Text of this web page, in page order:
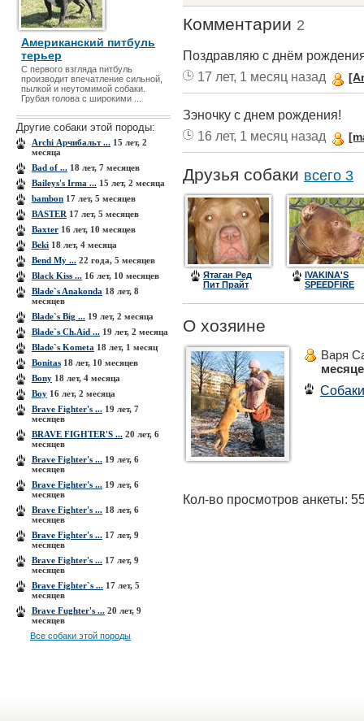
Американский питбуль
терьер
С первого взгляда питбуль
производит впечатление сильной,
пылкой и неутомимой собаки.
Грубая голова с широкими ...
Другие собаки этой породы:
Archi Арчибальт ... 15 лет, 2
месяца
Bad of ... 18 лет, 7 месяцев
Baileys's Irma ... 15 лет, 2 месяца
bambon 17 лет, 5 месяцев
BASTER 17 лет, 5 месяцев
Baxter 16 лет, 10 месяцев
Beki 18 лет, 4 месяца
Bend My ... 22 года, 5 месяцев
Black Kiss ... 16 лет, 10 месяцев
Blade`s Anakonda 18 лет, 8
месяцев
Blade`s Big ... 19 лет, 2 месяца
Blade`s Ch.Aid ... 19 лет, 2 месяца
Blade`s Kometa 18 лет, 1 месяц
Bonitas 18 лет, 10 месяцев
Bony 18 лет, 4 месяца
Boy 16 лет, 2 месяца
Brave Fighter's ... 19 лет, 7
месяцев
BRAVE FIGHTER'S ... 20 лет, 6
месяцев
Brave Fighter's ... 19 лет, 6
месяцев
Brave Fighter's ... 19 лет, 6
месяцев
Brave Fighter's ... 18 лет, 6
месяцев
Brave Fighter's ... 17 лет, 9
месяцев
Brave Fighter's ... 17 лет, 9
месяцев
Brave Fighter`s ... 17 лет, 5
месяцев
Brave Fughter's ... 20 лет, 9
месяцев
Все собаки этой породы
Комментарии 2
Поздравляю с днём
17 лет, 1 месяц назад
Зэночку с днем рождения!
16 лет, 1 месяц назад
Друзья собаки всего 3
Ятаган Ред
Пит Прайт
IVAKINA'S
SPEEDFIRE
О хозяине
Варя
Собаки
Кол-во просмотров анкеты: